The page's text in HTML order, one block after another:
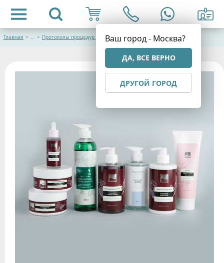
Ваш город - Москва?
ДА, ВСЕ ВЕРНО
ДРУГОЙ ГОРОД
Главная > ... > Протоколы процедур для лица